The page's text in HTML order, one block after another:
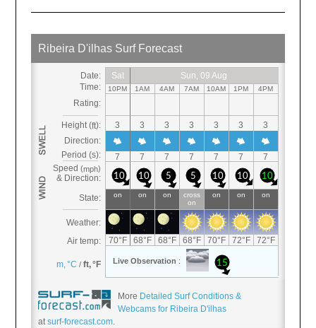
More Detailed Surf Conditions &
Webcams for Ribeira D'ilhas
atsurf-forecast.com.